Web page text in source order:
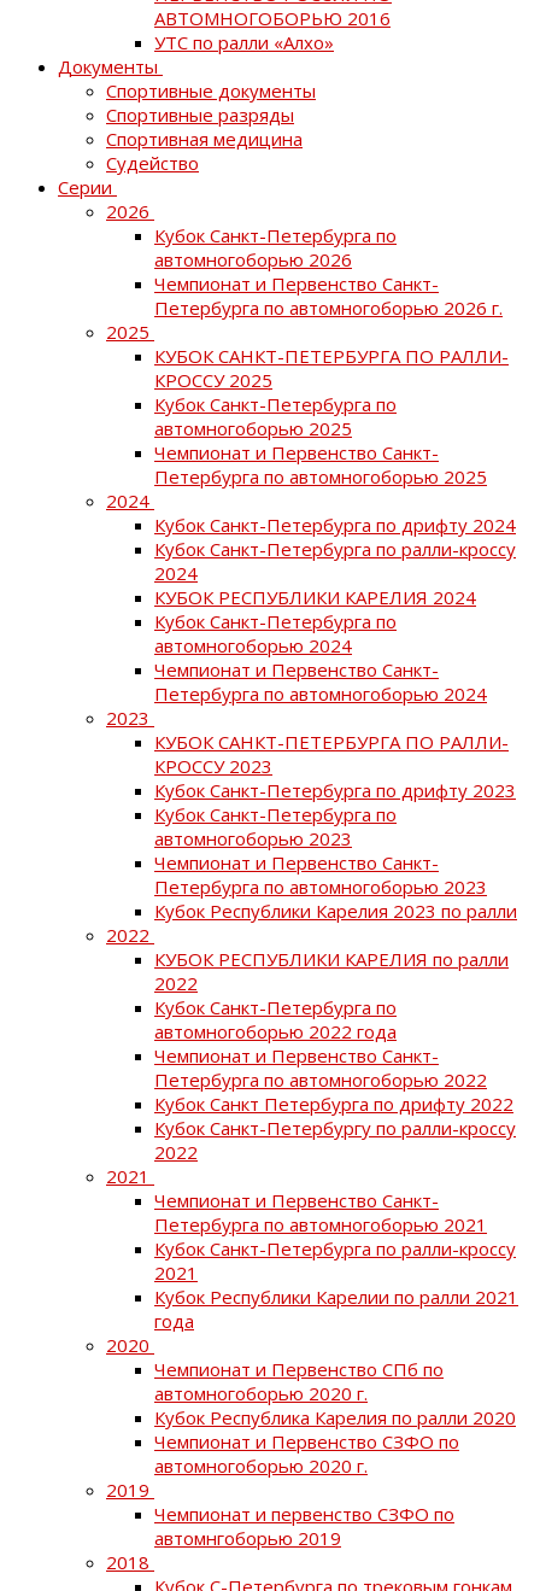
АВТОМНОГОБОРЬЮ 2016
УТС по ралли «Алхо»
Документы
Спортивные документы
Спортивные разряды
Спортивная медицина
Судейство
Серии
2026
Кубок Санкт-Петербурга по
автомногоборью 2026
Чемпионат и Первенство Санкт-
Петербурга по автомногоборью 2026 г.
2025
КУБОК САНКТ-ПЕТЕРБУРГА ПО РАЛЛИ-
КРОССУ 2025
Кубок Санкт-Петербурга по
автомногоборью 2025
Чемпионат и Первенство Санкт-
Петербурга по автомногоборью 2025
2024
Кубок Санкт-Петербурга по дрифту 2024
Кубок Санкт-Петербурга по ралли-кроссу
2024
КУБОК РЕСПУБЛИКИ КАРЕЛИЯ 2024
Кубок Санкт-Петербурга по
автомногоборью 2024
Чемпионат и Первенство Санкт-
Петербурга по автомногоборью 2024
2023
КУБОК САНКТ-ПЕТЕРБУРГА ПО РАЛЛИ-
КРОССУ 2023
Кубок Санкт-Петербурга по дрифту 2023
Кубок Санкт-Петербурга по
автомногоборью 2023
Чемпионат и Первенство Санкт-
Петербурга по автомногоборью 2023
Кубок Республики Карелия 2023 по ралли
2022
КУБОК РЕСПУБЛИКИ КАРЕЛИЯ по ралли
2022
Кубок Санкт-Петербурга по
автомногоборью 2022 года
Чемпионат и Первенство Санкт-
Петербурга по автомногоборью 2022
Кубок Санкт Петербурга по дрифту 2022
Кубок Санкт-Петербургу по ралли-кроссу
2022
2021
Чемпионат и Первенство Санкт-
Петербурга по автомногоборью 2021
Кубок Санкт-Петербурга по ралли-кроссу
2021
Кубок Республики Карелии по ралли 2021
года
2020
Чемпионат и Первенство СПб по
автомногоборью 2020 г.
Кубок Республика Карелия по ралли 2020
Чемпионат и Первенство СЗФО по
автомногоборью 2020 г.
2019
Чемпионат и первенство СЗФО по
автомнгоборью 2019
2018
Кубок С-Петербурга по трековым гонкам